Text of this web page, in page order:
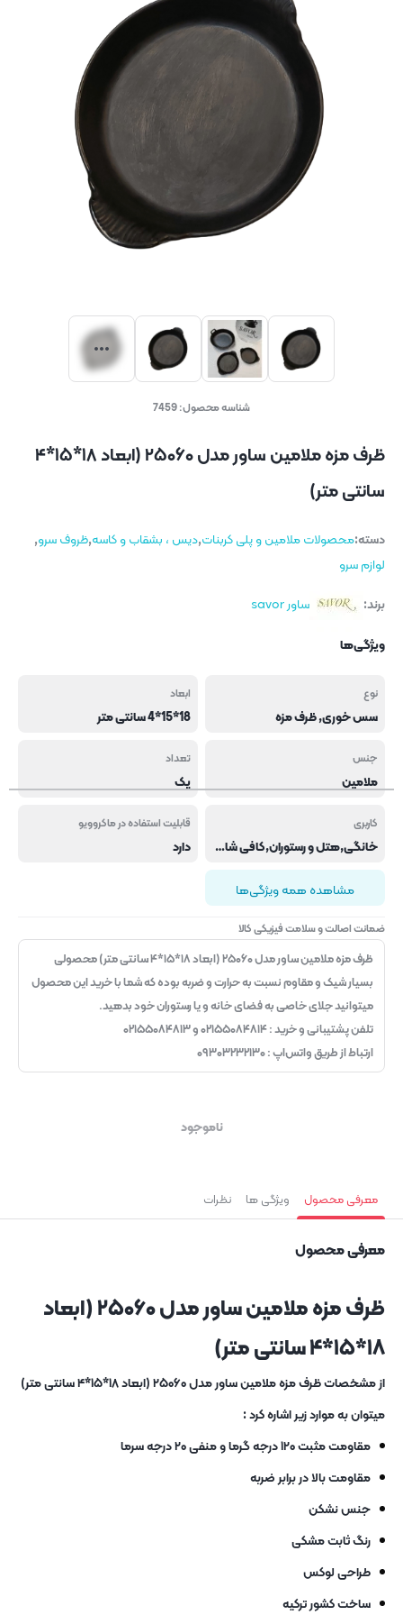
شناسه محصول:7459
ظرف مزه ملامین ساور مدل ۲۵۰۶۰ (ابعاد ۱۸*۱۵*۴
سانتی متر)
دسته:محصولات ملامین و پلی کربنات,دیس ، بشقاب و کاسه,ظروف سرو,
لوازم سرو
برند:
ساور savor
ویژگی‌ها
نوع
سس خوری, ظرف مزه
ابعاد
18*15*4 سانتی متر
جنس
ملامین
تعداد
یک
کاربری
خانگی,هتل و رستوران,کافی شاپ و فست فود
قابلیت استفاده در ماکروویو
دارد
مشاهده همه ویژگی‌ها
ضمانت اصالت و سلامت فیزیکی کالا
ظرف مزه ملامین ساور مدل ۲۵۰۶۰ (ابعاد ۱۸*۱۵*۴ سانتی متر) محصولی
بسیار شیک و مقاوم نسبت به حرارت و ضربه بوده که شما با خرید این محصول
میتوانید جلای خاصی به فضای خانه و یا رستوران خود بدهید.
تلفن پشتیبانی و خرید : ۰۲۱۵۵۰۸۴۸۱۴ و ۰۲۱۵۵۰۸۴۸۱۳
ارتباط از طریق واتس‌اپ : ۰۹۳۰۳۲۳۲۱۳۰
ناموجود
معرفی محصول ویژگی ها نظرات
معرفی محصول
ظرف مزه ملامین ساور مدل ۲۵۰۶۰ (ابعاد
۱۸*۱۵*۴ سانتی متر)
از مشخصات ظرف مزه ملامین ساور مدل ۲۵۰۶۰ (ابعاد ۱۸*۱۵*۴ سانتی متر)
میتوان به موارد زیر اشاره کرد :
مقاومت مثبت ۱۲۰ درجه گرما و منفی ۲۰ درجه سرما
مقاومت بالا در برابر ضربه
جنس نشکن
رنگ ثابت مشکی
طراحی لوکس
ساخت کشور ترکیه